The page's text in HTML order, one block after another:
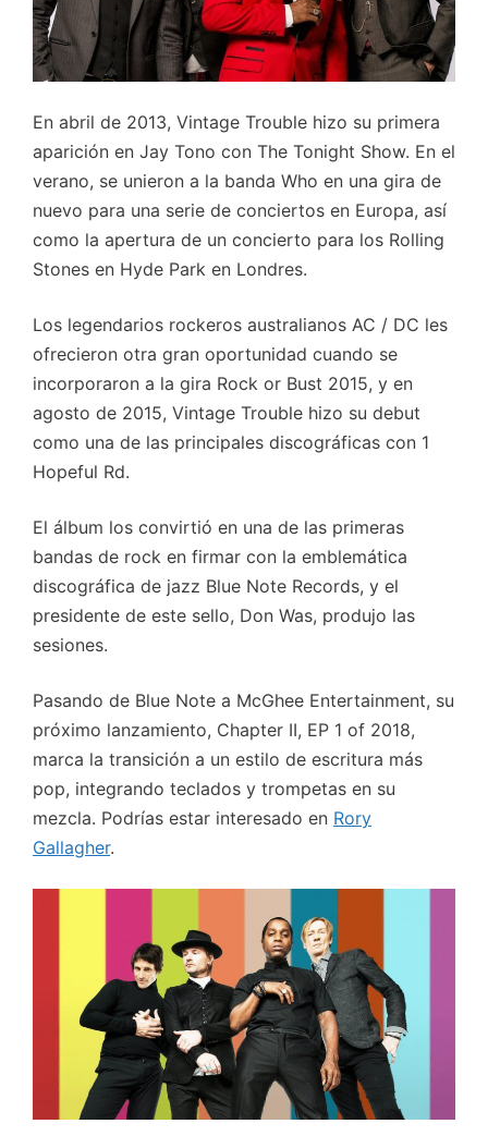
En abril de 2013, Vintage Trouble hizo su primera
aparición en Jay Tono con The Tonight Show. En el
verano, se unieron a la banda Who en una gira de
nuevo para una serie de conciertos en Europa, así
como la apertura de un concierto para los Rolling
Stones en Hyde Park en Londres.
Los legendarios rockeros australianos AC / DC les
ofrecieron otra gran oportunidad cuando se
incorporaron a la gira Rock or Bust 2015, y en
agosto de 2015, Vintage Trouble hizo su debut
como una de las principales discográficas con 1
Hopeful Rd.
El álbum los convirtió en una de las primeras
bandas de rock en firmar con la emblemática
discográfica de jazz Blue Note Records, y el
presidente de este sello, Don Was, produjo las
sesiones.
Pasando de Blue Note a McGhee Entertainment, su
próximo lanzamiento, Chapter II, EP 1 of 2018,
marca la transición a un estilo de escritura más
pop, integrando teclados y trompetas en su
mezcla. Podrías estar interesado en Rory
Gallagher.